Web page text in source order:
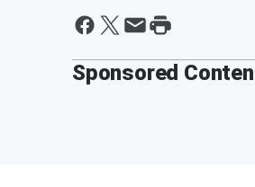
Sponsored